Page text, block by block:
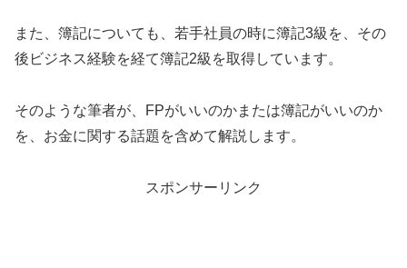
また、簿記についても、若手社員の時に簿記3級を、その
後ビジネス経験を経て簿記2級を取得しています。
そのような筆者が、FPがいいのかまたは簿記がいいのか
を、お金に関する話題を含めて解説します。
スポンサーリンク